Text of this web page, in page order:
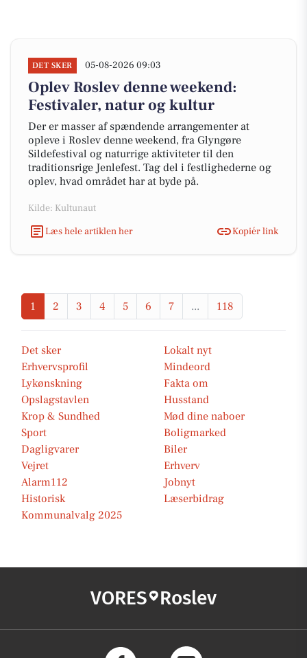
DET SKER 05-08-2026 09:03
Oplev Roslev denne weekend:
Festivaler, natur og kultur
Der er masser af spændende arrangementer at
opleve i Roslev denne weekend, fra Glyngøre
Sildefestival og naturrige aktiviteter til den
traditionsrige Jenlefest. Tag del i festlighederne og
oplev, hvad området har at byde på.
Kilde: Kultunaut
Læs hele artiklen her
Kopiér link
1 2 3 4 5 6 7 ... 118
Det sker
Lokalt nyt
Erhvervsprofil
Mindeord
Lykønskning
Fakta om
Opslagstavlen
Husstand
Krop & Sundhed
Mød dine naboer
Sport
Boligmarked
Dagligvarer
Biler
Vejret
Erhverv
Alarm112
Jobnyt
Historisk
Læserbidrag
Kommunalvalg 2025
VORES Roslev